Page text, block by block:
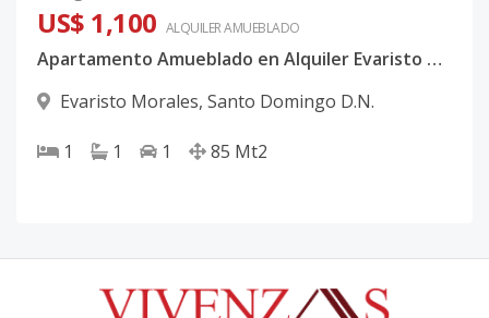
US$ 1,100 ALQUILERAMUEBLADO
Apartamento Amueblado en Alquiler Evaristo Morales
Evaristo Morales, Santo Domingo D.N.
1 1 1 85 Mt2